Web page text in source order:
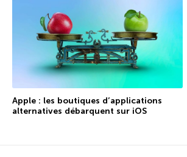
Apple : les boutiques d’applications
alternatives débarquent sur iOS